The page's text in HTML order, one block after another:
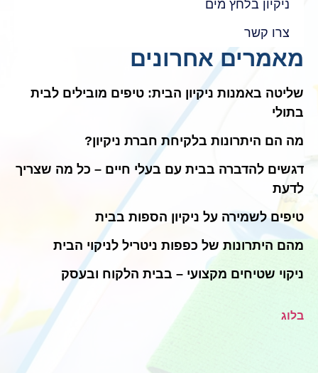
ניקיון בלחץ מים
צרו קשר
מאמרים אחרונים
שליטה באמנות ניקיון הבית: טיפים מובילים לבית
בתולי
מה הם היתרונות בלקיחת חברת ניקיון?
דגשים להדברה בבית עם בעלי חיים – כל מה שצריך
לדעת
טיפים לשמירה על ניקיון הספות בבית
מהם היתרונות של כפפות ניטריל לניקוי הבית
ניקוי שטיחים מקצועי – בבית הלקוח ובעסק
בלוג